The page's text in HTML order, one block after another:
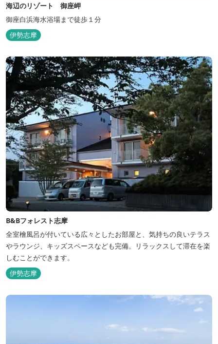
海辺のリゾート 御座岬
御座白浜海水浴場まで徒歩１分
伊勢志摩
B&Bフォレスト志摩
全室檜風呂が付いている広々としたお部屋と、気持ちの良いテラス
やラウンジ、キッズスペースなども完備。リラックスして滞在を楽
しむことができます。
伊勢志摩